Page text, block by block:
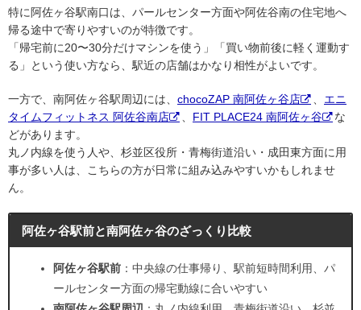
特に阿佐ヶ谷駅南口は、パールセンター方面や阿佐谷南の住宅地へ
帰る途中で寄りやすいのが特徴です。
「帰宅前に20〜30分だけマシンを使う」「買い物前後に軽く運動す
る」という使い方なら、駅近の店舗はかなり相性がよいです。
一方で、南阿佐ヶ谷駅周辺には、 chocoZAP 南阿佐ヶ谷店
エニ
タイムフィットネス 阿佐谷南店
FIT PLACE24 南阿佐ヶ谷
な
どがあります。
丸ノ内線を使う人や、杉並区役所・青梅街道沿い・成田東方面に用
事が多い人は、こちらの方が日常に組み込みやすいかもしれませ
ん。
阿佐ヶ谷駅前と南阿佐ヶ谷のざっくり比較
阿佐ヶ谷駅前 ：中央線の仕事帰り、駅前短時間利用、パ
ールセンター方面の帰宅動線に合いやすい